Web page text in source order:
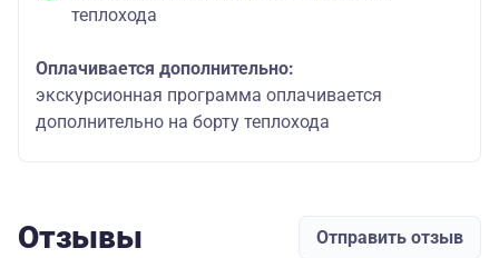
теплохода
Оплачивается дополнительно:
экскурсионная программа оплачивается
дополнительно на борту теплохода
Отзывы Отправить отзыв